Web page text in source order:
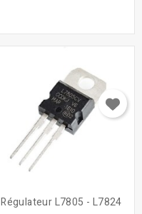
Régulateur L7805 - L7824